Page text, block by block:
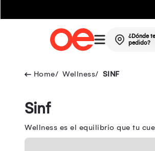
¿Dónde
pedido?
Wellness SINF
Sinf
Wellness es el equilibrio que tu